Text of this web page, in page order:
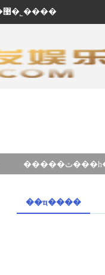
��ӭ���ʽ������ֽ��輯�����޹�˾����
��ҵ����